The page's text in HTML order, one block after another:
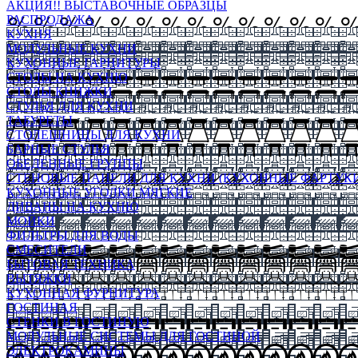
АКЦИЯ!! ВЫСТАВОЧНЫЕ ОБРАЗЦЫ
РАСПРОДАЖА
КУХНЯ
МОДУЛЬНЫЕ КУХНИ
КУХОННЫЕ ГАРНИТУРЫ
СТОЛЫ НА КУХНЮ
СТОЛЫ КНИЖКИ
СТУЛЬЯ ДЛЯ КУХНИ
ТАБУРЕТЫ
СТОЛЕШНИЦЫ ДЛЯ КУХНИ
БАРНЫЕ СТУЛЬЯ
ОБЕДЕННЫЕ ГРУППЫ
СТЕНОВЫЕ ПАНЕЛИ ДЛЯ КУХНИ (КУХОННЫЕ
КУХОННЫЕ УГОЛКИ МЯГКИЕ
ДИВАНЫ НА КУХНЮ
МОЙКИ
ФИЛЬТРЫ ДЛЯ ВОДЫ
СМЕСИТЕЛИ
БЫТОВАЯ ТЕХНИКА
ВЫТЯЖКИ
КУХОННАЯ ФУРНИТУРА
ГОСТИНАЯ
СТЕНКИ В ГОСТИНУЮ
МОДУЛЬНЫЕ СИСТЕМЫ ДЛЯ ГОСТИНОЙ
ЭЛЕКТРОКАМИНЫ